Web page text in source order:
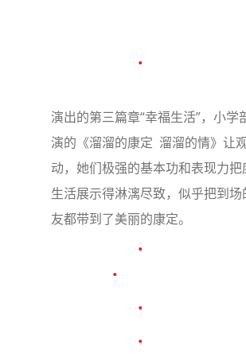
演出的第三篇章“幸福生活”，小学
演的《溜溜的康定 溜溜的情》让
动，她们极强的基本功和表现力把
生活展示得淋漓尽致，似乎把到场
友都带到了美丽的康定。